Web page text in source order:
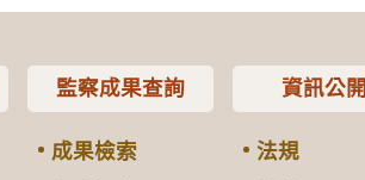
監察成果查詢
成果檢索
資訊公開
法規